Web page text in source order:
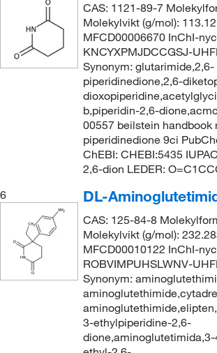
CAS: 1121-89-7
Molekylvikt (g/mol):
MFCD00006670 InChI-
KNCYXPMJDCCGSJ-
Synonym: glutarimide,2,6-
piperidinedione,2,6-
b,piperidin-2,6-
00557 beilstein handbook
piperidinedione 9ci
ChEBI: CHEBI:5435
2,6-dion LEDER:
6
DL-
CAS: 125-84-8
Molekylvikt (g/mol):
MFCD00010122 InChI-
ROBVIMPUHSLWNV-
Synonym:
3-ethylpiperidine-2,6-